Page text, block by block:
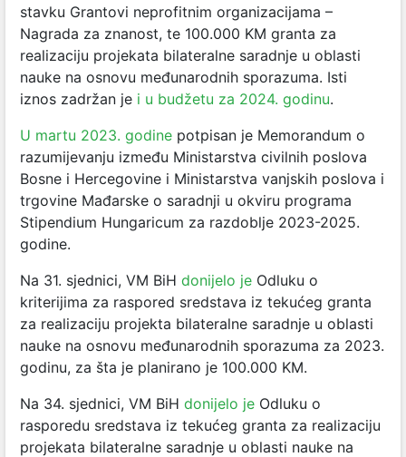
stavku Grantovi neprofitnim organizacijama –
Nagrada za znanost, te 100.000 KM granta za
realizaciju projekata bilateralne saradnje u oblasti
nauke na osnovu međunarodnih sporazuma. Isti
iznos zadržan je i u budžetu za 2024. godinu.
U martu 2023. godine potpisan je Memorandum o
razumijevanju između Ministarstva civilnih poslova
Bosne i Hercegovine i Ministarstva vanjskih poslova i
trgovine Mađarske o saradnji u okviru programa
Stipendium Hungaricum za razdoblje 2023-2025.
godine.
Na 31. sjednici, VM BiH donijelo je Odluku o
kriterijima za raspored sredstava iz tekućeg granta
za realizaciju projekta bilateralne saradnje u oblasti
nauke na osnovu međunarodnih sporazuma za 2023.
godinu, za šta je planirano je 100.000 KM.
Na 34. sjednici, VM BiH donijelo je Odluku o
rasporedu sredstava iz tekućeg granta za realizaciju
projekata bilateralne saradnje u oblasti nauke na